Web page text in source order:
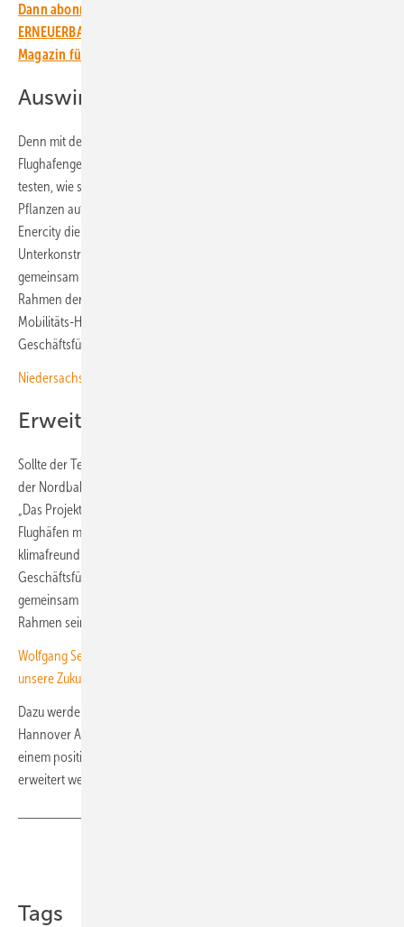
Dann abonnieren Sie einfach den kostenlosen Newsletter von
ERNEUERBARE ENERGIEN – dem größten verbandsunabhängigen
Magazin für erneuerbare Energien in Deutschland!
Auswirkung auf Pflanzen testen
Denn mit dem jetzt errichteten Generator will die
Flughafengesellschaft Hannover Airport zusammen mit Enercity
testen, wie sich die Photovoltaikanlage auf den Flugbetrieb und die
Pflanzen auf dem Areal auswirkt. Dazu haben die Installateure von
Enercity die Module auf verschiedenen Varianten von
Unterkonstruktionen montiert. „Wir sind stolz und freuen uns darüber,
gemeinsam mit unserem Partner Enercity einen weiteren Baustein im
Rahmen der Transformation des Flughafens zu einem nachhaltigen
Mobilitäts-Hub umgesetzt zu haben“, betont Maik Blötz,
Geschäftsführer von Hannover Airport.
Niedersachsen: Solarzubau mehr als verdoppelt
Erweiterung vorgesehen
Sollte der Test gut verlaufen, wird der Flughafenbetreiber das Umfeld
der Nordbahn für den Bau von weiteren Photovoltaikanlagen nutzen.
„Das Projekt verdeutlicht, welches Potenzial auch das Areal von
Flughäfen mit all ihren Flächen für den Ausbau von Technologien zur
klimafreundlichen Energiegewinnung bietet“, erklärt Frank Umminger,
Geschäftsführer von Enercity Solutions. „Wir freuen uns sehr,
gemeinsam mit dem Hannover Airport den nächsten Schritt im
Rahmen seiner Nachhaltigkeitsstrategie zu gehen.“
Wolfgang Seidler von Sonnenkraft: „Solarmodule mit Mehrwert sind
unsere Zukunft“
Dazu werden die Planer die Fläche im Sicherheitsbereich des
Hannover Airport in den nächsten Jahren regelmäßig kartieren. Bei
einem positiven Ausgang wird entsprechend geprüft, wie die Anlage
erweitert werden kann. (su)
Tags